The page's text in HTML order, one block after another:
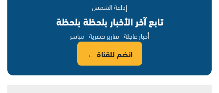
إذاعة الشمس
تابع آخر الأخبار بلحظة بلحظة
أخبار عاجلة · تقارير حصرية · مباشر
انضم للقناة ←